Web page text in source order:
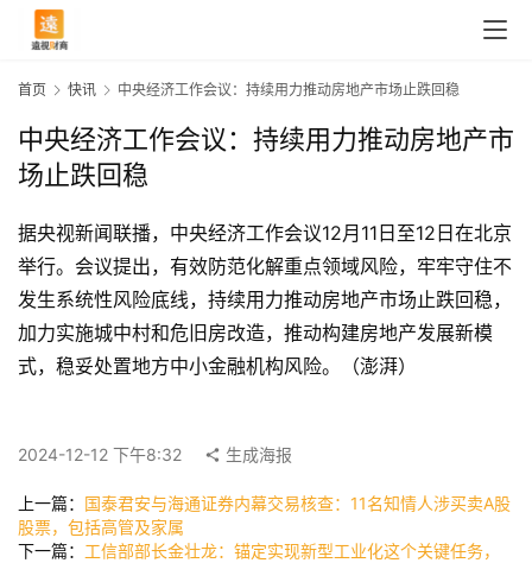
快
讯
首页 快讯 中央经济工作会议：持续用力推动房地产市场止跌回稳
中央经济工作会议：持续用力推动房地产市
场止跌回稳
据央视新闻联播，中央经济工作会议12月11日至12日在北京
举行。会议提出，有效防范化解重点领域风险，牢牢守住不
发生系统性风险底线，持续用力推动房地产市场止跌回稳，
加力实施城中村和危旧房改造，推动构建房地产发展新模
式，稳妥处置地方中小金融机构风险。（澎湃）
2024-12-12 下午8:32 生成海报
上一篇： 国泰君安与海通证券内幕交易核查：11名知情人涉买卖A股
股票，包括高管及家属
下一篇： 工信部部长金壮龙：锚定实现新型工业化这个关键任务，